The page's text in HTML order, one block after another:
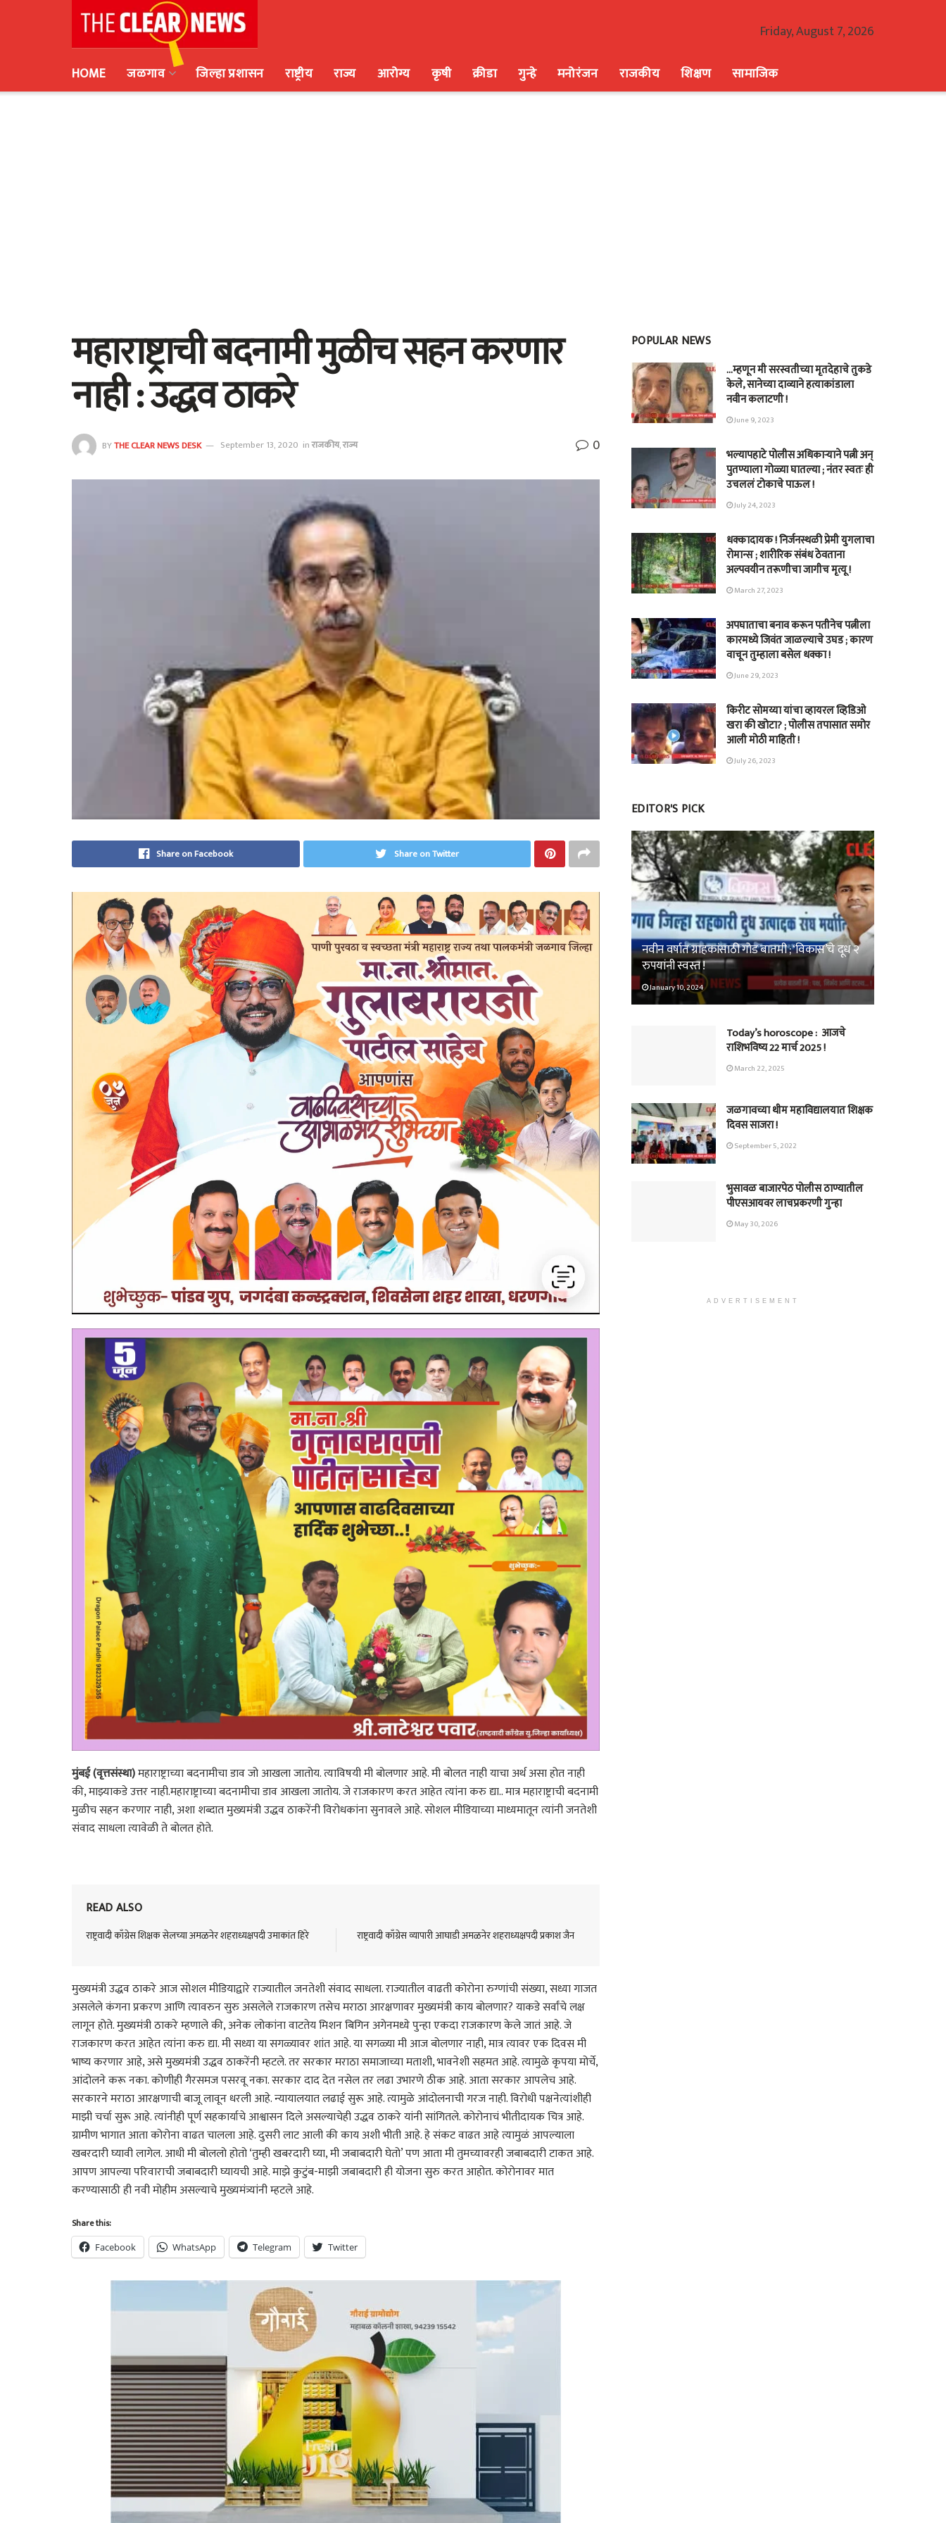
Friday, August 7, 2026
HOME
जळगाव जिल्हा प्रशासन राष्ट्रीय राज्य आरोग्य कृषी क्रीडा गुन्हे मनोरंजन राजकीय शिक्षण सामाजिक
महाराष्ट्राची बदनामी मुळीच सहन करणार
नाही : उद्धव ठाकरे
BYTHE CLEAR NEWS DESK September 13, 2020 inराजकीय,राज्य 0
Share on Facebook Share on Twitter
मुंबई (वृत्तसंस्था)महाराष्ट्राच्या बदनामीचा डाव जो आखला जातोय. त्याविषयी मी बोलणार आहे. मी बोलत नाही याचा अर्थ असा होत नाही
की, माझ्याकडे उत्तर नाही.महाराष्ट्राच्या बदनामीचा डाव आखला जातोय. जे राजकारण करत आहेत त्यांना करु द्या.. मात्र महाराष्ट्राची बदनामी
मुळीच सहन करणार नाही, अशा शब्दात मुख्यमंत्री उद्धव ठाकरेंनी विरोधकांना सुनावले आहे. सोशल मीडियाच्या माध्यमातून त्यांनी जनतेशी
संवाद साधला त्यावेळी ते बोलत होते.
READ ALSO
राष्ट्रवादी काँग्रेस शिक्षक सेलच्या अमळनेर शहराध्यक्षपदी उमाकांत हिरे राष्ट्रवादी काँग्रेस व्यापारी आघाडी अमळनेर शहराध्यक्षपदी प्रकाश जैन
मुख्यमंत्री उद्धव ठाकरे आज सोशल मीडियाद्वारे राज्यातील जनतेशी संवाद साधला. राज्यातील वाढती कोरोना रुग्णांची संख्या, सध्या गाजत
असलेले कंगना प्रकरण आणि त्यावरुन सुरु असलेले राजकारण तसेच मराठा आरक्षणावर मुख्यमंत्री काय बोलणार? याकडे सर्वांचे लक्ष
लागून होते. मुख्यमंत्री ठाकरे म्हणाले की, अनेक लोकांना वाटतेय मिशन बिगिन अगेनमध्ये पुन्हा एकदा राजकारण केले जातं आहे. जे
राजकारण करत आहेत त्यांना करु द्या. मी सध्या या सगळ्यावर शांत आहे. या सगळ्या मी आज बोलणार नाही, मात्र त्यावर एक दिवस मी
भाष्य करणार आहे, असे मुख्यमंत्री उद्धव ठाकरेंनी म्हटले. तर सरकार मराठा समाजाच्या मताशी, भावनेशी सहमत आहे. त्यामुळे कृपया मोर्चे,
आंदोलने करू नका. कोणीही गैरसमज पसरवू नका. सरकार दाद देत नसेल तर लढा उभारणे ठीक आहे. आता सरकार आपलेच आहे.
सरकारने मराठा आरक्षणाची बाजू लावून धरली आहे. न्यायालयात लढाई सुरू आहे. त्यामुळे आंदोलनाची गरज नाही. विरोधी पक्षनेत्यांशीही
माझी चर्चा सुरू आहे. त्यांनीही पूर्ण सहकार्याचे आश्वासन दिले असल्याचेही उद्धव ठाकरे यांनी सांगितले. कोरोनाचं भीतीदायक चित्र आहे.
ग्रामीण भागात आता कोरोना वाढत चालला आहे. दुसरी लाट आली की काय अशी भीती आहे. हे संकट वाढत आहे त्यामुळं आपल्याला
खबरदारी घ्यावी लागेल. आधी मी बोललो होतो ‘तुम्ही खबरदारी घ्या, मी जबाबदारी घेतो’ पण आता मी तुमच्यावरही जबाबदारी टाकत आहे.
आपण आपल्या परिवाराची जबाबदारी घ्यायची आहे. माझे कुटुंब-माझी जबाबदारी ही योजना सुरु करत आहोत. कोरोनावर मात
करण्यासाठी ही नवी मोहीम असल्याचे मुख्यमंत्र्यांनी म्हटले आहे.
Share this:
Facebook WhatsApp Telegram Twitter
POPULAR NEWS
…म्हणून मी सरस्वतीच्या मृतदेहाचे तुकडे
केले, सानेच्या दाव्याने हत्याकांडाला
नवीन कलाटणी !
June 9, 2023
भल्यापहाटे पोलीस अधिकाऱ्याने पत्नी अन्
पुतण्याला गोळ्या घातल्या ; नंतर स्वतः ही
उचललं टोकाचे पाऊल !
July 24, 2023
धक्कादायक ! निर्जनस्थळी प्रेमी युगलाचा
रोमान्स ; शारीरिक संबंध ठेवताना
अल्पवयीन तरूणीचा जागीच मृत्यू !
March 27, 2023
अपघाताचा बनाव करून पतीनेच‎ पत्नीला
कारमध्ये जिवंत जाळल्याचे उघड ; कारण
वाचून तुम्हाला बसेल धक्का !
June 29, 2023
किरीट सोमय्या यांचा व्हायरल व्हिडिओ
खरा की खोटा? ; पोलीस तपासात समोर
आली मोठी माहिती !
July 26, 2023
EDITOR'S PICK
नवीन वर्षात ग्राहकांसाठी गोड बातमी ; ‘विकास’चे दूध २
रुपयांनी स्वस्त !
January 10, 2024
Today’s horoscope : आजचे
राशिभविष्य 22 मार्च 2025 !
March 22, 2025
जळगावच्या थीम महाविद्यालयात शिक्षक
दिवस साजरा !
September 5, 2022
भुसावळ बाजारपेठ पोलीस ठाण्यातील
पीएसआयवर लाचप्रकरणी गुन्हा
May 30, 2026
ADVERTISEMENT